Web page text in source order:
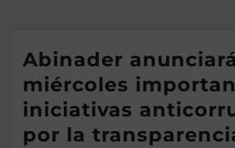
Abinader
miércoles
iniciativas
por la